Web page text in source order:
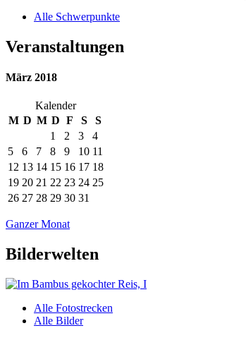
Alle Schwerpunkte
Veranstaltungen
März 2018
Kalender
M D M D F S
S
1
2 3
4
5
6 7 8 9 10 11
12 13 14 15 16 17 18
19 20 21 22 23 24 25
26 27 28 29 30 31
Ganzer Monat
Bilderwelten
Alle Fotostrecken
Alle Bilder